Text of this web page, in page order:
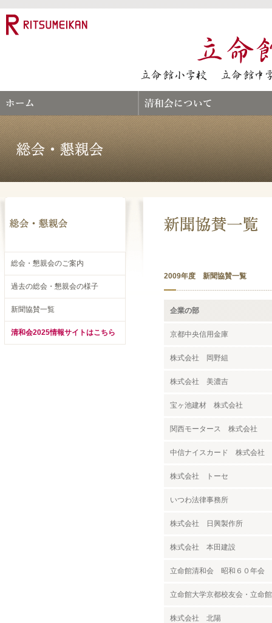
2009年度 新聞協賛一覧
企業の部
京都中央信用金庫
株式会社 岡野組
株式会社 美濃吉
宝ヶ池建材 株式会社
関西モータース 株式会社
中信ナイスカード 株式会社
株式会社 トーセ
いつわ法律事務所
株式会社 日興製作所
株式会社 本田建設
立命館清和会 昭和６０年会
立命館大学京都校友会・立命
株式会社 北陽
総会・懇親会のご案内
過去の総会・懇親会の様子
新聞協賛一覧
清和会2025情報サイトはこちら